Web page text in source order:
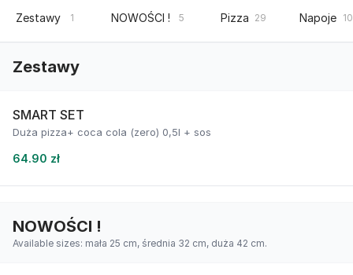
Zestawy 1 NOWOŚCI ! 5 Pizza 29 Napoje 10
Zestawy
SMART SET
Duża pizza+ coca cola (zero) 0,5l + sos
64.90 zł
NOWOŚCI !
Available sizes: mała 25 cm, średnia 32 cm, duża 42 cm.